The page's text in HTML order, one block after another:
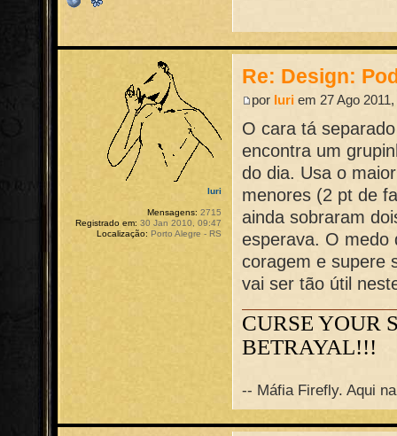
Re: Design:
por Iuri em 27 Ago
O cara tá
encontra um
do dia. Usa o
menores (2 pt de
ainda sobraram
esperava. O medo
coragem e supere
vai ser tão útil
CURSE YOUR
BETRAYAL!!!
-- Máfia Firefly. Aqui
Iuri
Mensagens: 2715
Registrado em: 30 Jan 2010, 09:47
Localização: Porto Alegre - RS